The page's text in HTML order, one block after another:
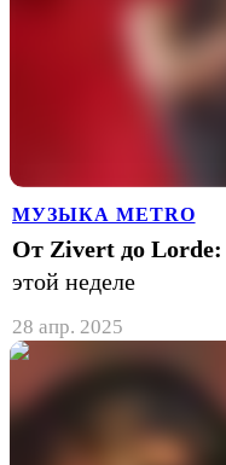
МУЗЫКА METRO
От Zivert до Lorde:
этой неделе
28 апр. 2025